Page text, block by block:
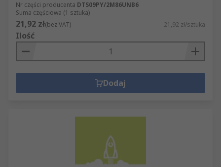
Nr części producenta DTS09PY/2M86UNB6
Suma częściowa (1 sztuka)
21,92 zł(bez VAT) 21,92 zł/sztuka
Ilość
Dodaj